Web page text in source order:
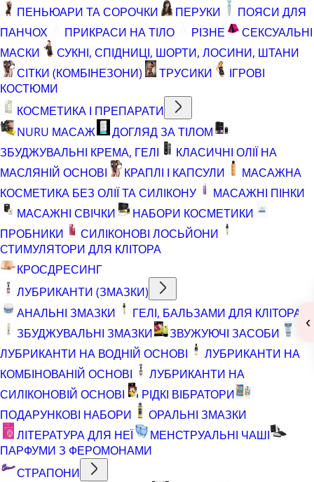
ПЕНЬЮАРИ ТА СОРОЧКИ
ПЕРУКИ
ПОЯСИ ДЛЯ
ПАНЧОХ
ПРИКРАСИ НА ТІЛО РІЗНЕ
СЕКСУАЛЬНІ
МАСКИ
СУКНІ, СПІДНИЦІ, ШОРТИ, ЛОСИНИ, ШТАНИ
СІТКИ (КОМБІНЕЗОНИ)
ТРУСИКИ
ІГРОВІ
КОСТЮМИ
КОСМЕТИКА І ПРЕПАРАТИ
NURU МАСАЖ
ДОГЛЯД ЗА ТІЛОМ
ЗБУДЖУВАЛЬНІ КРЕМА, ГЕЛІ
КЛАСИЧНІ ОЛІЇ НА
МАСЛЯНІЙ ОСНОВІ
КРАПЛІ І КАПСУЛИ
МАСАЖНА
КОСМЕТИКА БЕЗ ОЛІЇ ТА СИЛІКОНУ
МАСАЖНІ ПІНКИ
МАСАЖНІ СВІЧКИ
НАБОРИ КОСМЕТИКИ
ПРОБНИКИ
СИЛІКОНОВІ ЛОСЬЙОНИ
СТИМУЛЯТОРИ ДЛЯ КЛІТОРА
КРОСДРЕСИНГ
ЛУБРИКАНТИ (ЗМАЗКИ)
АНАЛЬНІ ЗМАЗКИ
ГЕЛІ, БАЛЬЗАМИ ДЛЯ КЛІТОРА
ЗБУДЖУВАЛЬНІ ЗМАЗКИ
ЗВУЖУЮЧІ ЗАСОБИ
ЛУБРИКАНТИ НА ВОДНІЙ ОСНОВІ
ЛУБРИКАНТИ НА
КОМБІНОВАНІЙ ОСНОВІ
ЛУБРИКАНТИ НА
СИЛІКОНОВІЙ ОСНОВІ
РІДКІ ВІБРАТОРИ
ПОДАРУНКОВІ НАБОРИ
ОРАЛЬНІ ЗМАЗКИ
ЛІТЕРАТУРА ДЛЯ НЕЇ
МЕНСТРУАЛЬНІ ЧАШІ
ПАРФУМИ З ФЕРОМОНАМИ
СТРАПОНИ
‹